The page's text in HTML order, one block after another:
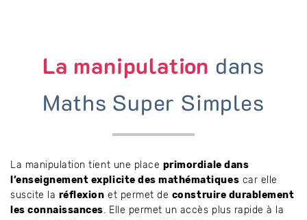
La manipulation dans
Maths Super Simples
La manipulation tient une place primordiale dans
l’enseignement explicite des mathématiques car elle
suscite la réflexion et permet de construire durablement
les connaissances. Elle permet un accès plus rapide à la